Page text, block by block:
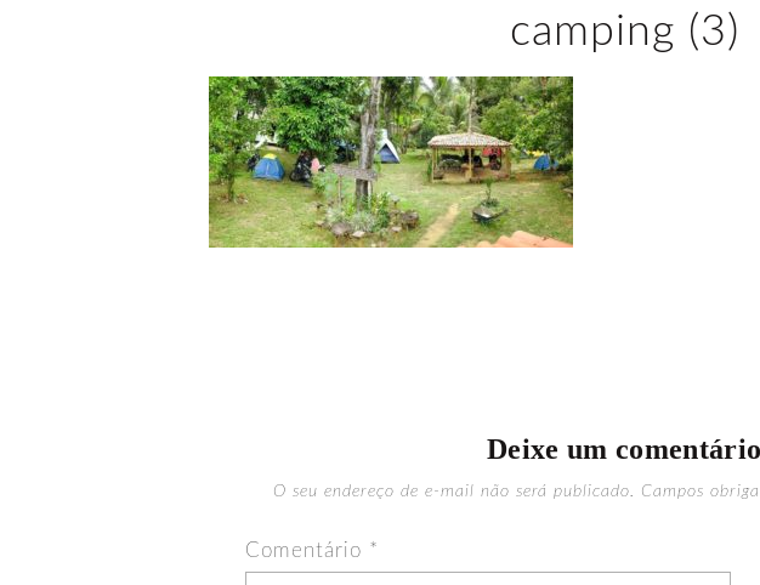
camping (3)
Deixe um comentário
O seu endereço de e-mail não será publicado. Campos
Comentário *